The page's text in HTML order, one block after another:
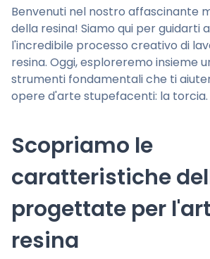
Benvenuti nel nostro affascinante
della resina! Siamo qui per guidarti
l'incredibile processo creativo di
resina. Oggi, esploreremo insieme
strumenti fondamentali che ti
opere d'arte stupefacenti: la torcia.
Scopriamo le
caratteristiche
progettate per
resina